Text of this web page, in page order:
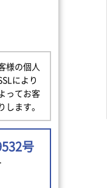
様の個人
により
ってお客
ます。
号